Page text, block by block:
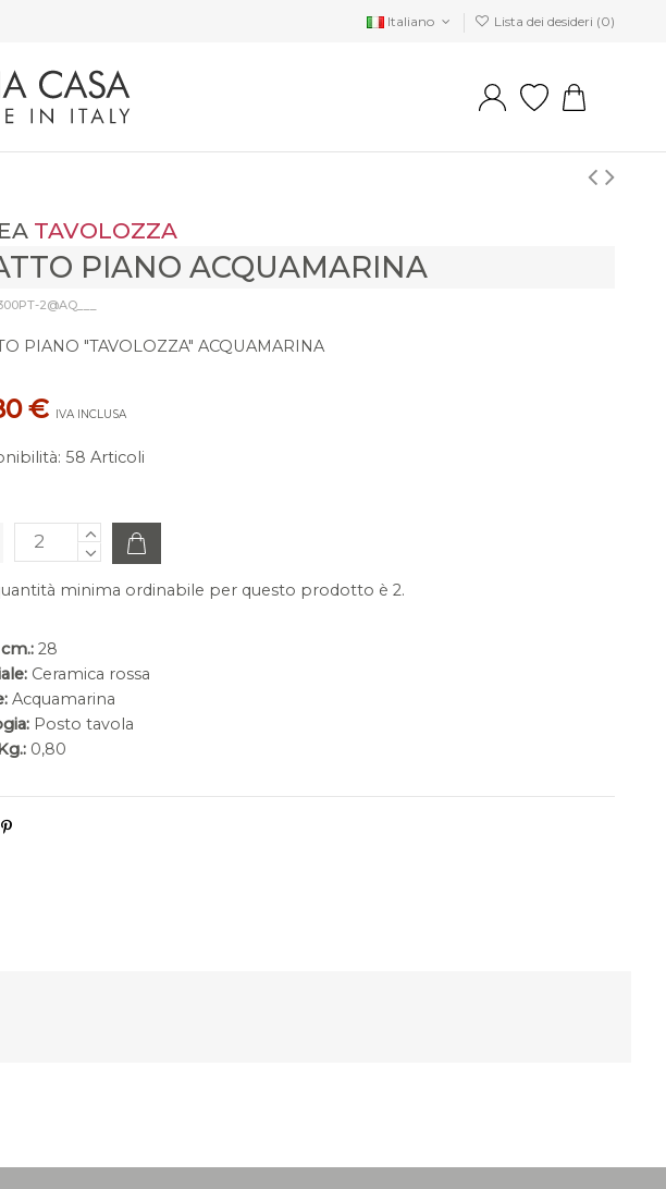
Italiano Lista dei desideri (0)
TAVOLOZZA
PIANO ACQUAMARINA
2@AQ___
PIANO "TAVOLOZZA" ACQUAMARINA
€ IVA INCLUSA
: 58 Articoli
minima ordinabile per questo prodotto è 2.
28
Ceramica rossa
Acquamarina
Posto tavola
0,80